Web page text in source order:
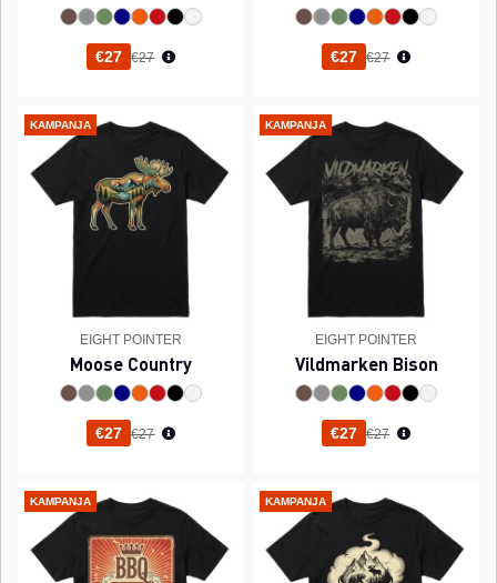
€27 Normaali hinta
€27 €27 Normaali hinta
€27
KAMPANJA
EIGHT POINTER
Moose Country
€27 Normaali hinta
€27
KAMPANJA
EIGHT POINTER
Vildmarken Bison
€27 Normaali hinta
€27
KAMPANJA KAMPANJA